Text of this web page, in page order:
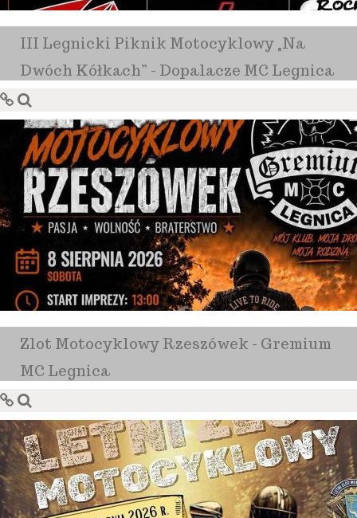
III Legnicki Piknik Motocyklowy „Na
Dwóch Kółkach” - Dopalacze MC Legnica
Zlot Motocyklowy Rzeszówek - Gremium
MC Legnica